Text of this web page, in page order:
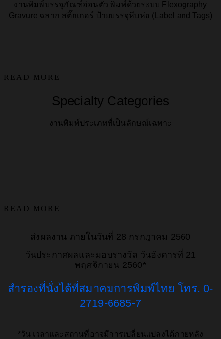
งานพิมพ์บรรจุภัณฑ์อ่อนตัว พิมพ์ด้วยระบบ Flexography
Gravure ฉลาก สติ๊กเกอร์ ป้ายบรรจุหีบห่อ (Label and Tags)
READ MORE
Specialty Categories
งานพิมพ์ประเภทที่เป็นลักษณ์เฉพาะ
READ MORE
ส่งผลงาน ภายในวันที่ 28 กรกฎาคม 2560
วันประกาศผลและมอบรางวัล วันอังคารที่ 21
พฤศจิกายน 2560*
สำรองที่นั่งได้ที่สมาคมการพิมพ์ไทย โทร. 0-
2719-6685-7
*วัน เวลาและสถานที่อาจมีการเปลี่ยนแปลงได้ภายหลัง